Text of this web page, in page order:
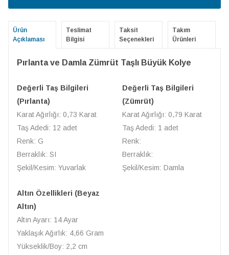
Ürün
Açıklaması
Teslimat
Bilgisi
Taksit
Seçenekleri
Takım
Ürünleri
Pırlanta ve Damla Zümrüt Taşlı Büyük Kolye
Değerli Taş Bilgileri
(Pırlanta)
Karat Ağırlığı: 0,73 Karat
Taş Adedi: 12 adet
Renk: G
Berraklık: SI
Şekil/Kesim: Yuvarlak
Değerli Taş Bilgileri
(Zümrüt)
Karat Ağırlığı: 0,79 Karat
Taş Adedi: 1 adet
Renk:
Berraklık:
Şekil/Kesim: Damla
Altın Özellikleri (Beyaz
Altın)
Altın Ayarı: 14 Ayar
Yaklaşık Ağırlık: 4,66 Gram
Yükseklik/Boy: 2,2 cm